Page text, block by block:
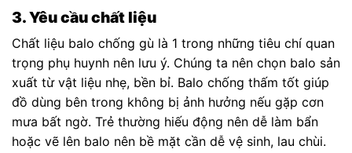
3. Yêu cầu chất liệu
Chất liệu balo chống gù là 1 trong những tiêu chí quan
trọng phụ huynh nên lưu ý. Chúng ta nên chọn balo sản
xuất từ vật liệu nhẹ, bền bỉ. Balo chống thấm tốt giúp
đồ dùng bên trong không bị ảnh hưởng nếu gặp cơn
mưa bất ngờ. Trẻ thường hiếu động nên dễ làm bẩn
hoặc vẽ lên balo nên bề mặt cần dễ vệ sinh, lau chùi.